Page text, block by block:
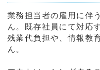
業務担当者の雇用に伴
ん。既存社員にて対応
残業代負担や、情報教
ん。